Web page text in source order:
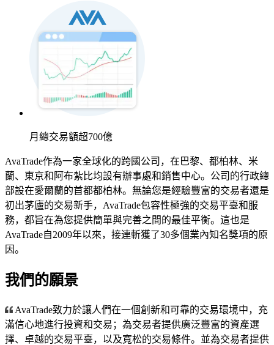
月總交易額超700億
AvaTrade作為一家全球化的跨國公司，在巴黎、都柏林、米
蘭、東京和阿布紮比均設有辦事處和銷售中心。公司的行政總
部設在愛爾蘭的首都都柏林。無論您是經驗豐富的交易者還是
初出茅廬的交易新手，AvaTrade包容性極強的交易平臺和服
務，都旨在為您提供簡單與完善之間的最佳平衡。這也是
AvaTrade自2009年以來，接連斬獲了30多個業內知名獎項的原
因。
我們的願景
AvaTrade致力於讓人們在一個創新和可靠的交易環境中，充
滿信心地進行投資和交易；為交易者提供廣泛豐富的資產選
擇、卓越的交易平臺，以及寬松的交易條件。並為交易者提供